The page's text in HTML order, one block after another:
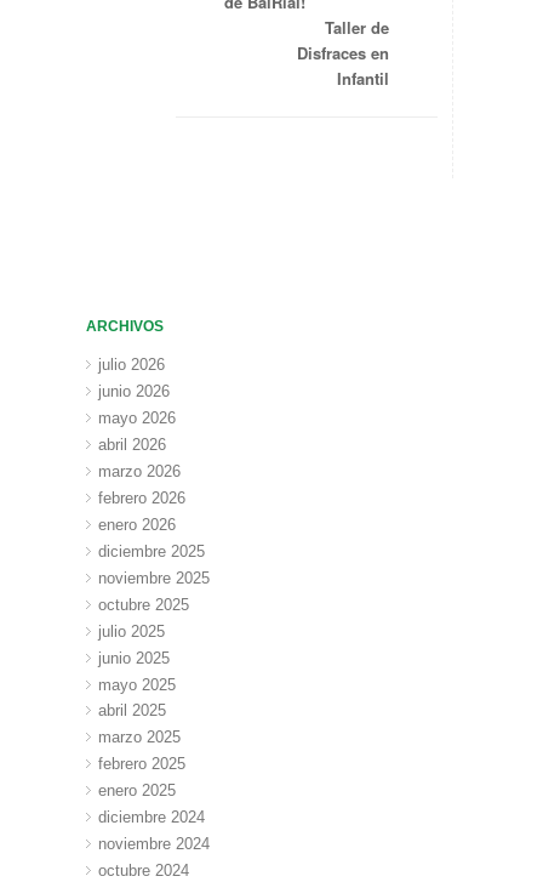
Taller de
Disfraces en
Infantil
ARCHIVOS
julio 2026
junio 2026
mayo 2026
abril 2026
marzo 2026
febrero 2026
enero 2026
diciembre 2025
noviembre 2025
octubre 2025
julio 2025
junio 2025
mayo 2025
abril 2025
marzo 2025
febrero 2025
enero 2025
diciembre 2024
noviembre 2024
octubre 2024